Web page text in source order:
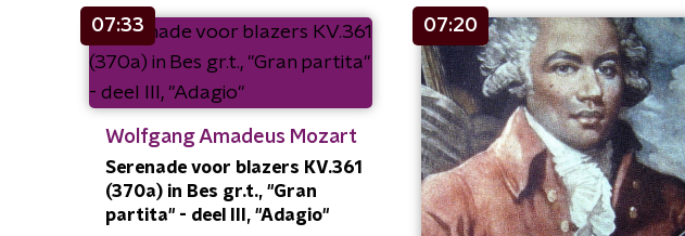
07:33
Wolfgang Amadeus Mozart
Serenade voor blazers KV.361
(370a) in Bes gr.t., "Gran
partita" - deel III, "Adagio"
07:20